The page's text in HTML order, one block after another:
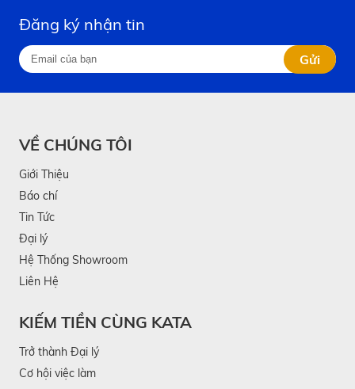
Đăng ký nhận tin
Gửi
VỀ CHÚNG TÔI
Giới Thiệu
Báo chí
Tin Tức
Đại lý
Hệ Thống Showroom
Liên Hệ
KIẾM TIỀN CÙNG KATA
Trở thành Đại lý
Cơ hội việc làm